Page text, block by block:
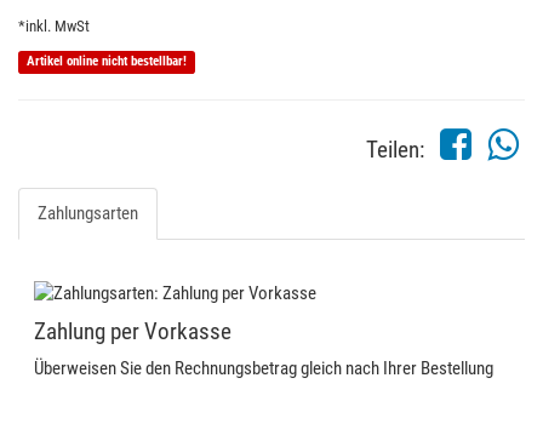
*inkl. MwSt
Artikel online nicht bestellbar!
Teilen:
Zahlungsarten
Zahlung per Vorkasse
Überweisen Sie den Rechnungsbetrag gleich nach Ihrer Bestellung